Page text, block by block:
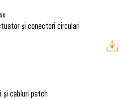
și conectori circulari
și cabluri patch